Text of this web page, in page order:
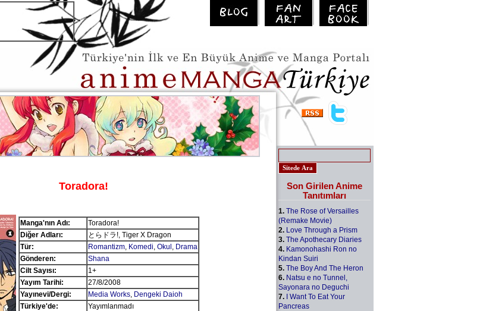
Toradora!
Manga'nın Adı:
Toradora!
Diğer Adları:
とらドラ!, Tiger X Dragon
Tür:
Romantizm, Komedi, Okul , Drama
Gönderen:
Shana
Cilt Sayısı:
1+
Yayım Tarihi:
27/8/2008
Yayınevi/Dergi:
Media Works, Dengeki Daioh
Türkiye'de:
Yayımlanmadı
Son Girilen Anime
Tanıtımları
1. The Rose of Versailles
(Remake Movie)
2. Love Through a Prism
3. The Apothecary Diaries
4. Kamonohashi Ron no
Kindan Suiri
5. The Boy And The Heron
6. Natsu e no Tunnel,
Sayonara no Deguchi
7. I Want To Eat Your
Pancreas